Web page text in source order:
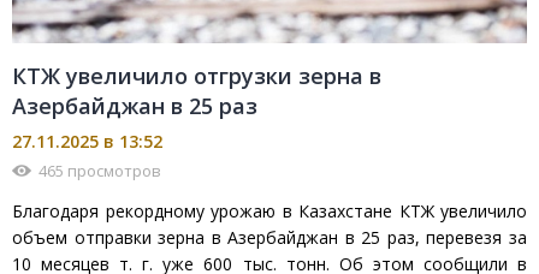
КТЖ увеличило отгрузки зерна в
Азербайджан в 25 раз
27.11.2025 в 13:52
465 просмотров
Благодаря рекордному урожаю в Казахстане КТЖ увеличило
объем отправки зерна в Азербайджан в 25 раз, перевезя за
10 месяцев т. г. уже 600 тыс. тонн. Об этом сообщили в